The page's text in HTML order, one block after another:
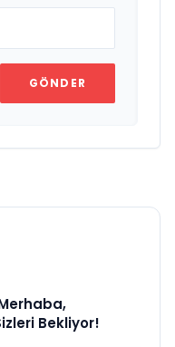
GÖNDER
Bekliyor!